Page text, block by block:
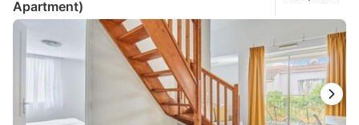
Apartment)